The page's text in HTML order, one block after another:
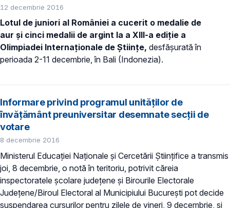
12 decembrie 2016
Lotul de juniori al României a cucerit o medalie de
aur și cinci medalii de argint la a XIII-a ediţie a
Olimpiadei Internaţionale de Ştiinţe, desfăşurată în
perioada 2-11 decembrie, în Bali (Indonezia).
Informare privind programul unităților de
învățământ preuniversitar desemnate secții de
votare
8 decembrie 2016
Ministerul Educației Naționale și Cercetării Științifice a transmis
joi, 8 decembrie, o notă în teritoriu, potrivit căreia
inspectoratele școlare județene și Birourile Electorale
Județene/Biroul Electoral al Municipiului București pot decide
suspendarea cursurilor pentru zilele de vineri, 9 decembrie, și